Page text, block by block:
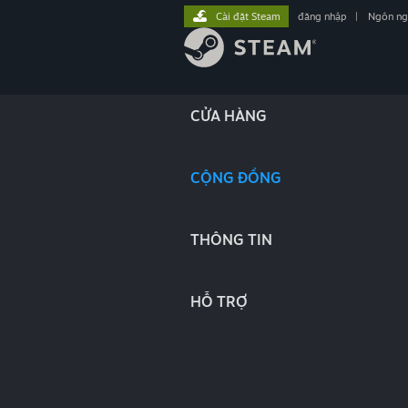
CỬA HÀNG
CỘNG ĐỒNG
THÔNG TIN
HỖ TRỢ
Cài đặt Steam đăng nhập Ngôn